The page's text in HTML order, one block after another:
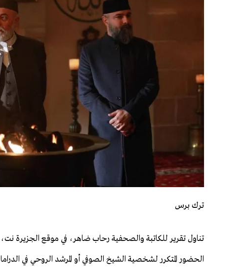
ترك برس
تناول تقرير للكاتبة والصحفية رحاب ضاهر، في موقع الجزيرة نت،
الحضور المتكرر لشخصية الشيخ الصوفي أو المرشد الروحي في الدراما